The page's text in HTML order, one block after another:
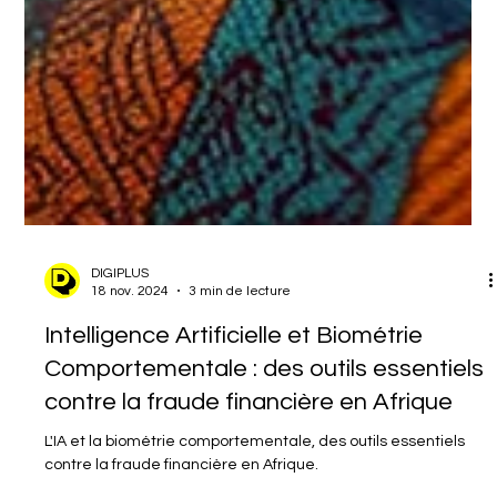
18 nov. 2024
3 min de lecture
Intelligence Artificielle et Biométrie
Comportementale : des outils essentiels
contre la fraude financière en Afrique